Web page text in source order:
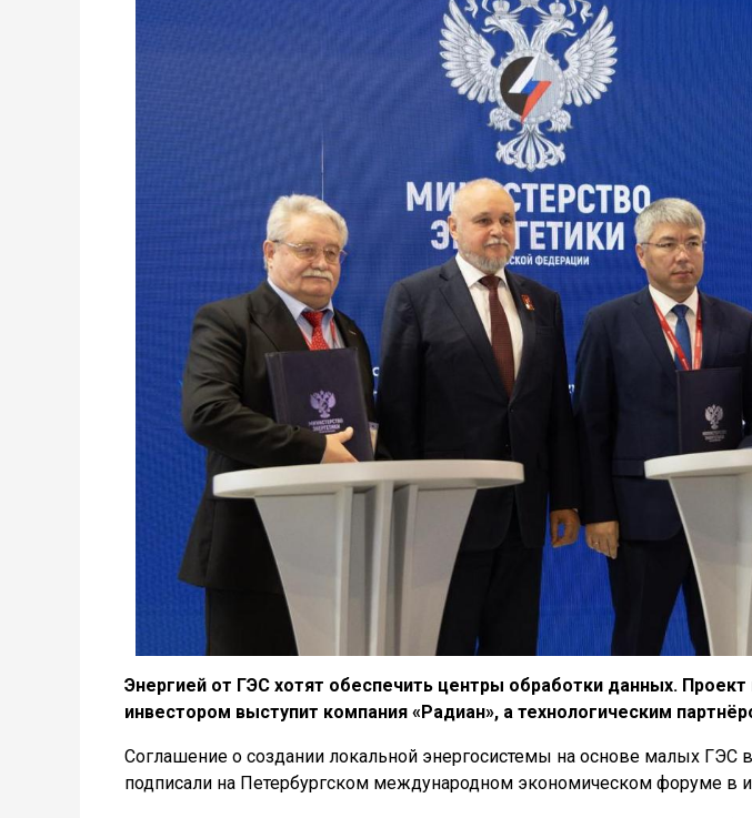
Энергией от ГЭС хотят обеспечить центры обработки данных.
инвестором выступит компания «Радиан», а технологическим
Соглашение о создании локальной энергосистемы на основе малых ГЭС
подписали на Петербургском международном экономическом форуме в